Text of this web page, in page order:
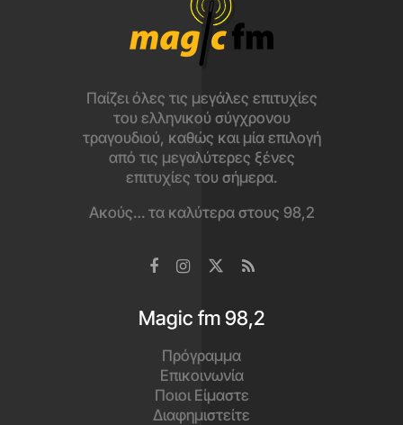
Παίζει όλες τις μεγάλες επιτυχίες
του ελληνικού σύγχρονου
τραγουδιού, καθώς και μία επιλογή
από τις μεγαλύτερες ξένες
επιτυχίες του σήμερα.
Ακούς… τα καλύτερα στους 98,2
Magic fm 98,2
Πρόγραμμα
Επικοινωνία
Ποιοι Είμαστε
Διαφημιστείτε